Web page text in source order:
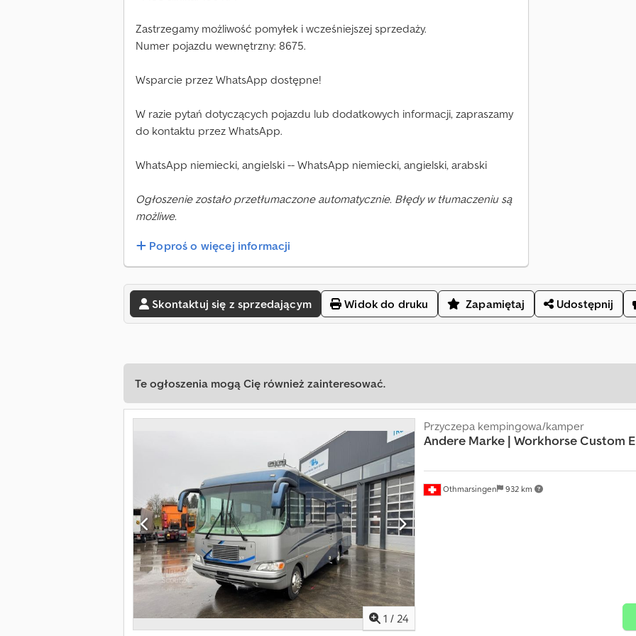
Zastrzegamy możliwość pomyłek i wcześniejszej sprzedaży.
Numer pojazdu wewnętrzny: 8675.
Wsparcie przez WhatsApp dostępne!
W razie pytań dotyczących pojazdu lub dodatkowych informacji, zapraszamy
do kontaktu przez WhatsApp.
WhatsApp niemiecki, angielski -- WhatsApp niemiecki, angielski, arabski
Ogłoszenie zostało przetłumaczone automatycznie. Błędy w tłumaczeniu są
możliwe.
Poproś o więcej informacji
Skontaktuj się z sprzedającym Widok do druku Zapamiętaj Udostępnij
Te ogłoszenia mogą Cię również zainteresować.
1 / 24
Othmarsingen 932 km
Przyczepa kempingowa/kamper
Andere Marke | Workhorse Custom